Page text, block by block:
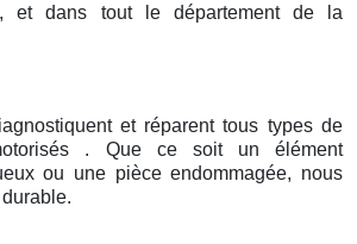
et dans tout le département de la
et réparent tous types de
. Que ce soit un élément
ou une pièce endommagée, nous